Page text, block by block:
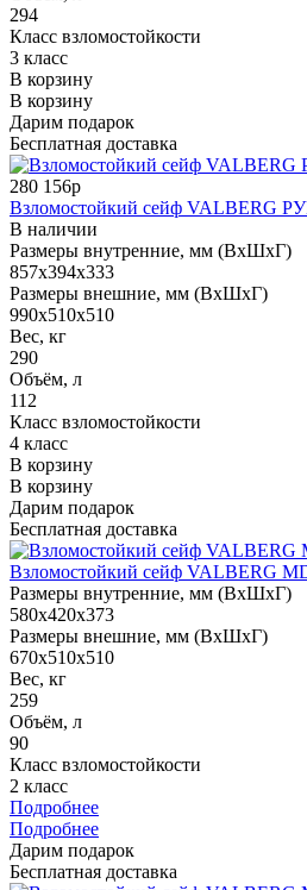
294
Класс взломостойкости
3 класс
В корзину
В корзину
Дарим подарок
Бесплатная доставка
280 156р
Взломостойкий сейф VALBERG
В наличии
Размеры внутренние, мм (ВхШхГ)
857x394x333
Размеры внешние, мм (ВхШхГ)
990x510x510
Вес, кг
290
Объём, л
112
Класс взломостойкости
4 класс
В корзину
В корзину
Дарим подарок
Бесплатная доставка
Взломостойкий сейф VALBERG
Размеры внутренние, мм (ВхШхГ)
580x420x373
Размеры внешние, мм (ВхШхГ)
670x510x510
Вес, кг
259
Объём, л
90
Класс взломостойкости
2 класс
Подробнее
Подробнее
Дарим подарок
Бесплатная доставка